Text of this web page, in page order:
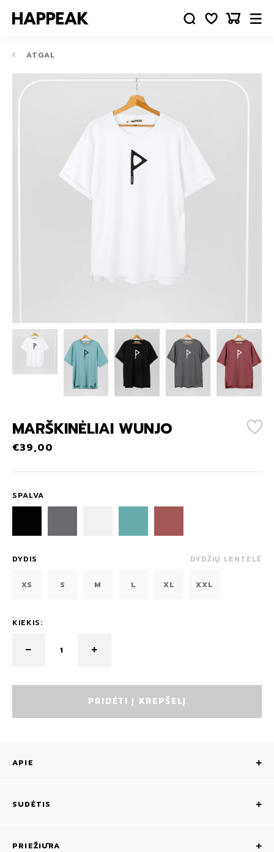
ATGAL
MARŠKINĖLIAI WUNJO
€39,00
SPALVA
DYDIS DYDŽIŲ LENTELĖ
XS S M L XL XXL
KIEKIS:
PRIDĖTI Į KREPŠELĮ
APIE
SUDĖTIS
PRIEŽIŪRA